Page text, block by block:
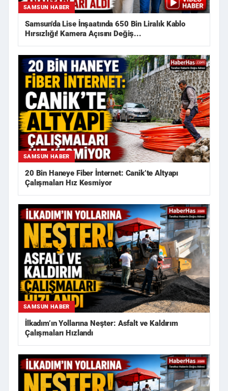
SAMSUN HABER
Samsun'da Lise İnşaatında 650 Bin Liralık Kablo
Hırsızlığı! Kamera Açısını Değiş...
SAMSUN HABER
20 Bin Haneye Fiber İnternet: Canik’te Altyapı
Çalışmaları Hız Kesmiyor
SAMSUN HABER
İlkadım’ın Yollarına Neşter: Asfalt ve Kaldırım
Çalışmaları Hızlandı